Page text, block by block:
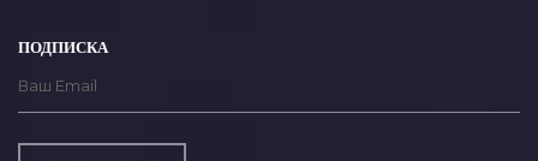
ПОДПИСКА